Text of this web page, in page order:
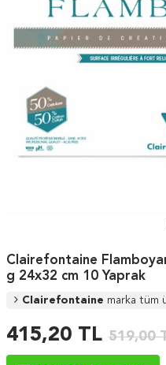
Clairefontaine
g 24x32 cm 10 Yaprak
Clairefontaine marka tüm
519,00
415,20 TL